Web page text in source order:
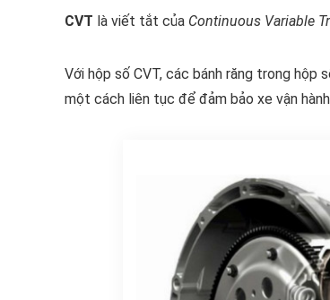
CVT là viết tắt của Continuous Variable
Với hộp số CVT, các bánh răng trong
một cách liên tục để đảm bảo xe vận